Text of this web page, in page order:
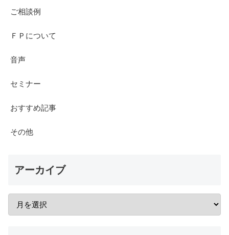
ご相談例
ＦＰについて
音声
セミナー
おすすめ記事
その他
アーカイブ